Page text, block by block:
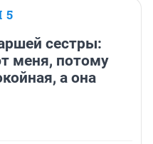
5
сестры:
меня, потому
а она